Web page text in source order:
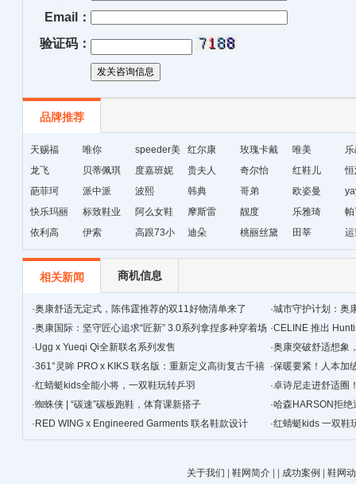
Email：
验证码：
品牌推荐
天赐福 唯你
speeder美
国暴龙
红尔康
玫瑰卡戴
尔
唯美
龙飞
贝蒂佩琪 度嘉班妮 贵夫人 奇尔怡 红鞋儿
葩菲珂
派中派 波熙 韩典 哥弟 欧姿曼
快乐玛丽
标致鞋业 阿么女鞋 摩斯雷 靓度 乐雅琦
依利高
伊索
高跟73小
时
迪朵 桃丽丝黛 田莘
相关新闻 商机信息
·奥康舒适无定式，陈伟霆推荐的双11好物清单来了 ·城市守护计划：奥
·奥康国际：坚守匠心追求“匠新” 3.0系列拿捏多种穿着场
景
·CELINE 推出
·Ugg x Yueqi Qi全新联名系列发售 ·奥康突破舒适想象
·361°灵眸 PRO x KIKS 联名版：重新定义高街复古千禧
跑鞋
·保暖要紧！人本加
·红蜻蜓kids全能小将，一双鞋玩转乒羽 ·卓诗尼走进舒适圈
·蜘蛛侠 | “碳速”碳板跑鞋，体育课新搭子 ·哈森HARSON拒绝
· RED WING x Engineered Garments 联名鞋款设计 ·红蜻蜓kids 一双鞋
关于我们 鞋网简介 成功案例
鞋网